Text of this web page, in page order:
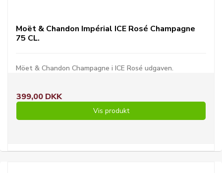
Moët & Chandon Impérial ICE Rosé Champagne
75 CL.
Möet & Chandon Champagne i ICE Rosé udgaven.
399,00 DKK
Vis produkt